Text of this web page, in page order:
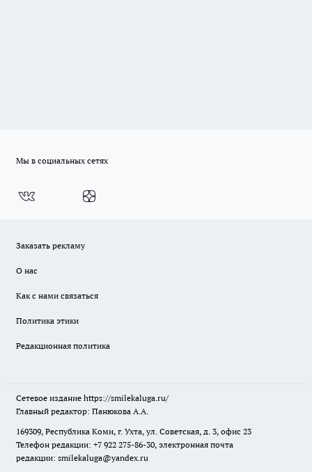
Мы в социальных сетях
Заказать рекламу
О нас
Как с нами связаться
Политика этики
Редакционная политика
Сетевое издание https://smilekaluga.ru/
Главный редактор: Панюкова А.А.
169309, Республика Коми, г. Ухта, ул. Советская, д. 3, офис 23
Телефон редакции: +7 922 275-86-30, электронная почта
редакции: smilekaluga@yandex.ru